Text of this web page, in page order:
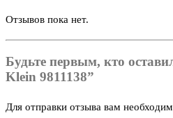
Отзывов пока нет.
Будьте первым, кто
Klein 9811138”
Для отправки отзыва вам